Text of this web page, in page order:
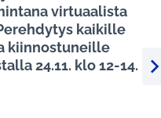
virtuaalista
kaikille
kiinnostuneille
24.11. klo 12-14.